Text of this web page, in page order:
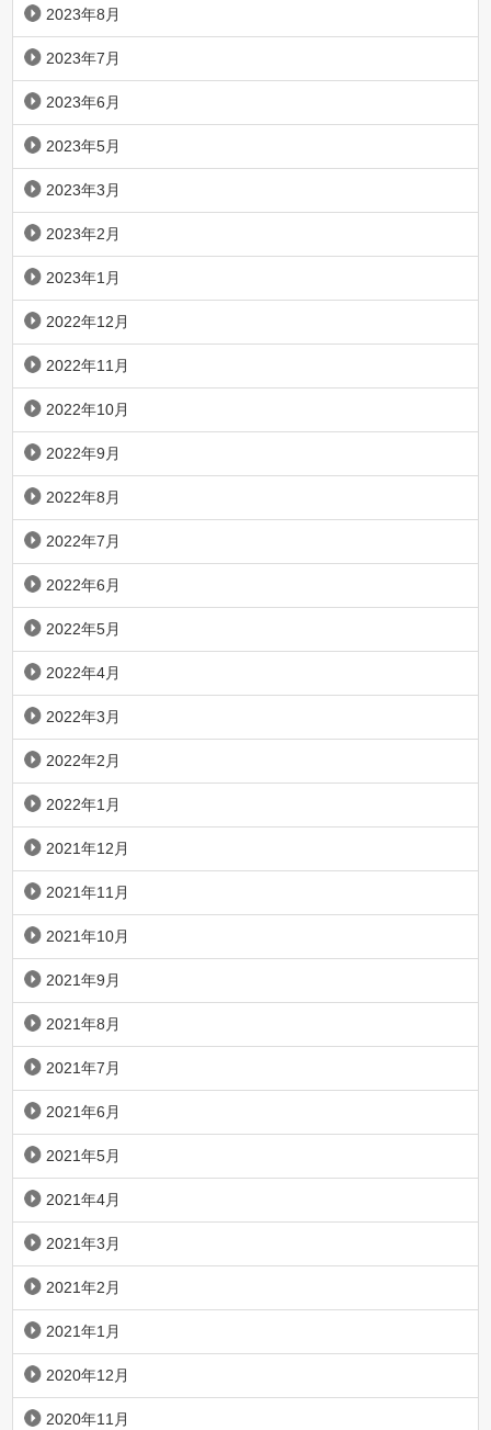
2023年8月
2023年7月
2023年6月
2023年5月
2023年3月
2023年2月
2023年1月
2022年12月
2022年11月
2022年10月
2022年9月
2022年8月
2022年7月
2022年6月
2022年5月
2022年4月
2022年3月
2022年2月
2022年1月
2021年12月
2021年11月
2021年10月
2021年9月
2021年8月
2021年7月
2021年6月
2021年5月
2021年4月
2021年3月
2021年2月
2021年1月
2020年12月
2020年11月